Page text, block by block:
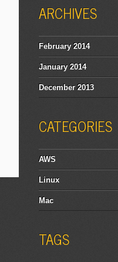
ARCHIVES
February 2014
January 2014
December 2013
CATEGORIES
AWS
Linux
Mac
TAGS